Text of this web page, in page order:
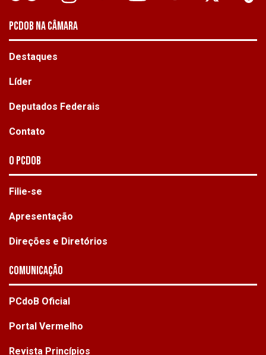
PCDOB NA CÂMARA
Destaques
Líder
Deputados Federais
Contato
O PCdoB
Filie-se
Apresentação
Direções e Diretórios
Comunicação
PCdoB Oficial
Portal Vermelho
Revista Princípios